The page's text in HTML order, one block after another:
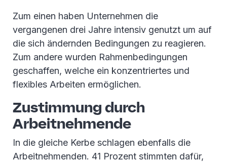
Zum einen haben Unternehmen die
vergangenen drei Jahre intensiv genutzt um auf
die sich ändernden Bedingungen zu reagieren.
Zum andere wurden Rahmenbedingungen
geschaffen, welche ein konzentriertes und
flexibles Arbeiten ermöglichen.
Zustimmung durch
Arbeitnehmende
In die gleiche Kerbe schlagen ebenfalls die
Arbeitnehmenden. 41 Prozent stimmten dafür,